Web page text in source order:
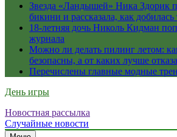
Звезда «Ландышей» Ника Здорик
бикини и рассказала, как
18-летняя дочь Николь Кидман
журнала
Можно ли делать пилинг летом:
безопасны, а от каких лучше
Перечислены главные модные
День игры
Новостная рассылка
Случайные новости